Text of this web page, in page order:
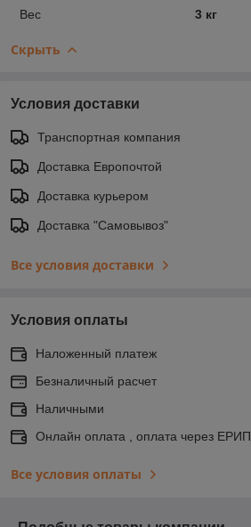
Вес
3 кг
Скрыть
Условия доставки
Транспортная компания
Доставка Европочтой
Доставка курьером
Доставка "Самовывоз"
Все условия доставки
Условия оплаты
Наложенный платеж
Безналичный расчет
Наличными
Онлайн оплата , оплата через ЕРИП
Все условия оплаты